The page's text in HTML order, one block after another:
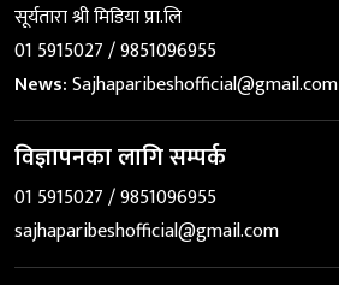
सूर्यतारा श्री मिडिया प्रा.लि
01 5915027 / 9851096955
News:Sajhaparibeshofficial@gmail.com
विज्ञापनका लागि सम्पर्क
01 5915027 / 9851096955
sajhaparibeshofficial@gmail.com